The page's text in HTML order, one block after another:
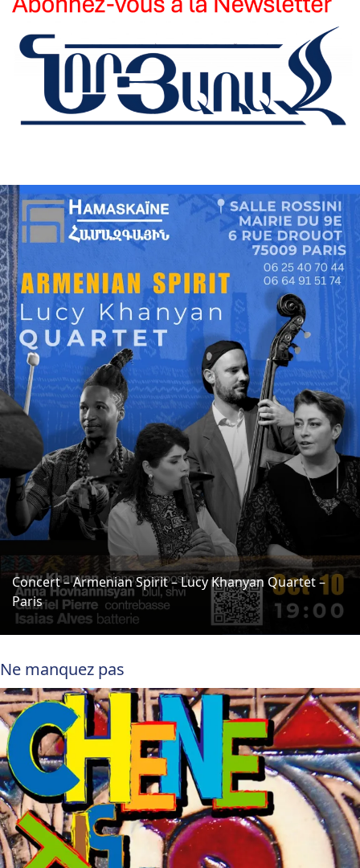
Concert – Armenian Spirit – Lucy Khanyan Quartet –
Paris
Ne manquez pas